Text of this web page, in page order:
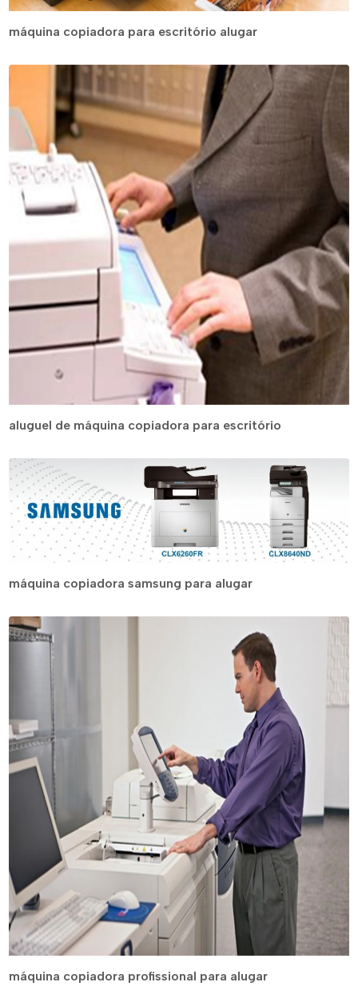
máquina copiadora para escritório alugar
aluguel de máquina copiadora para escritório
máquina copiadora samsung para alugar
máquina copiadora profissional para alugar